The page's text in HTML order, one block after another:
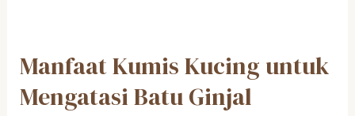
Manfaat Kumis Kucing untuk
Mengatasi Batu Ginjal